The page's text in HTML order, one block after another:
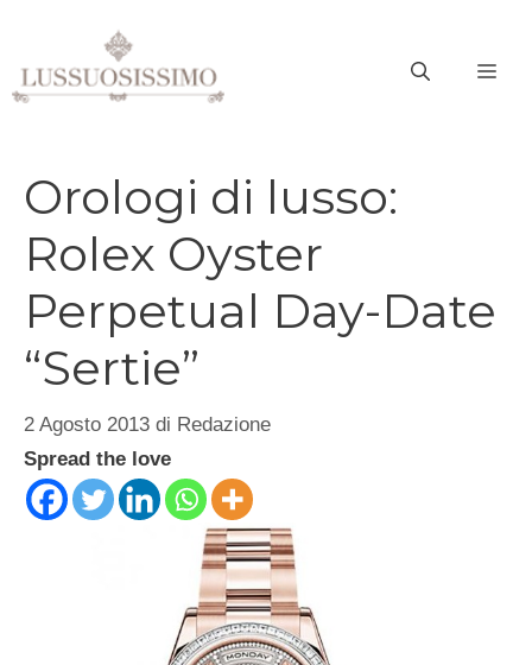
contenuto
Orologi di lusso:
Rolex Oyster
Perpetual Day-Date
“Sertie”
2 Agosto 2013 di Redazione
Spread the love